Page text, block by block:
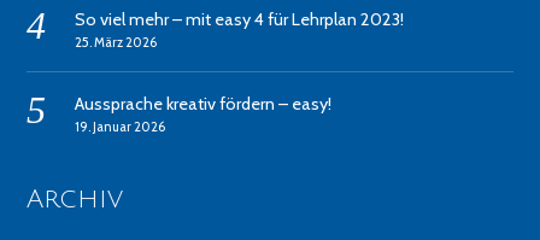
So viel mehr – mit easy 4 für Lehrplan 2023!
25. März 2026
Aussprache kreativ fördern – easy!
19. Januar 2026
Archiv